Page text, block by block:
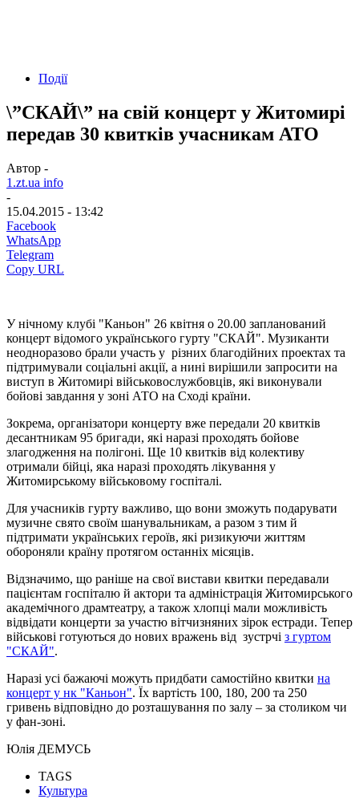
Події
\”СКАЙ\” на свій концерт у Житомирі
передав 30 квитків учасникам АТО
Автор -
1.zt.ua info
-
15.04.2015 - 13:42
Facebook
WhatsApp
Telegram
Copy URL
У нічному клубі "Каньон" 26 квітня о 20.00 запланований
концерт відомого українського гурту "СКАЙ". Музиканти
неодноразово брали участь у різних благодійних проектах та
підтримували соціальні акції, а нині вирішили запросити на
виступ в Житомирі військовослужбовців, які виконували
бойові завдання у зоні АТО на Сході країни.
Зокрема, організатори концерту вже передали 20 квитків
десантникам 95 бригади, які наразі проходять бойове
злагодження на полігоні. Ще 10 квитків від колективу
отримали бійці, яка наразі проходять лікування у
Житомирському військовому госпіталі.
Для учасників гурту важливо, що вони зможуть подарувати
музичне свято своїм шанувальникам, а разом з тим й
підтримати українських героїв, які ризикуючи життям
обороняли країну протягом останніх місяців.
Відзначимо, що раніше на свої вистави квитки передавали
пацієнтам госпіталю й актори та адміністрація Житомирського
академічного драмтеатру, а також хлопці мали можливість
відвідати концерти за участю вітчизняних зірок естради. Тепер
військові готуються до нових вражень від зустрчі з гуртом
"СКАЙ".
Наразі усі бажаючі можуть придбати самостійно квитки на
концерт у нк "Каньон". Їх вартість 100, 180, 200 та 250
гривень відповідно до розташування по залу – за столиком чи
у фан-зоні.
Юлія ДЕМУСЬ
TAGS
Культура